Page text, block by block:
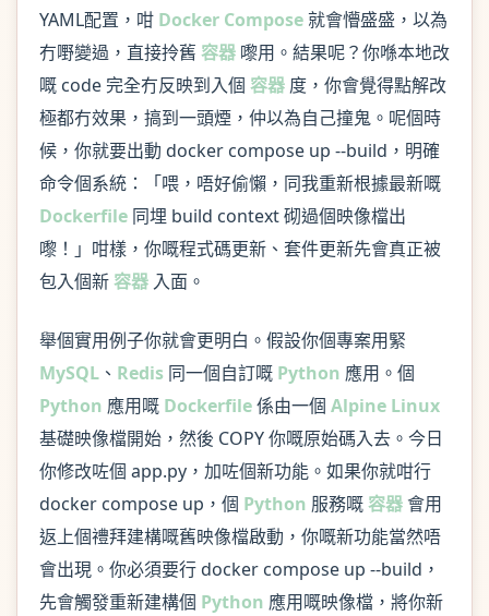
YAML配置，咁 Docker Compose就會懵盛盛，以為
冇嘢變過，直接拎舊 容器 嚟用。結果呢？你喺本地改
嘅 code 完全冇反映到入個 容器 度，你會覺得點解改
極都冇效果，搞到一頭煙，仲以為自己撞鬼。呢個時
候，你就要出動 docker compose up --build，明確
命令個系統：「喂，唔好偷懶，同我重新根據最新嘅
Dockerfile 同埋 build context 砌過個映像檔出
嚟！」咁樣，你嘅程式碼更新、套件更新先會真正被
包入個新容器 入面。
舉個實用例子你就會更明白。假設你個專案用緊
MySQL 、 Redis 同一個自訂嘅 Python 應用。個
Python 應用嘅 Dockerfile係由一個 Alpine Linux
基礎映像檔開始，然後 COPY 你嘅原始碼入去。今日
你修改咗個 app.py，加咗個新功能。如果你就咁行
docker compose up，個 Python 服務嘅容器會用
返上個禮拜建構嘅舊映像檔啟動，你嘅新功能當然唔
會出現。你必須要行 docker compose up --build，
先會觸發重新建構個 Python 應用嘅映像檔，將你新